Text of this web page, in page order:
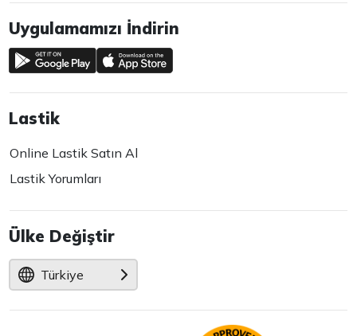
Uygulamamızı İndirin
Lastik
Online Lastik Satın Al
Lastik Yorumları
Ülke Değiştir
Türkiye